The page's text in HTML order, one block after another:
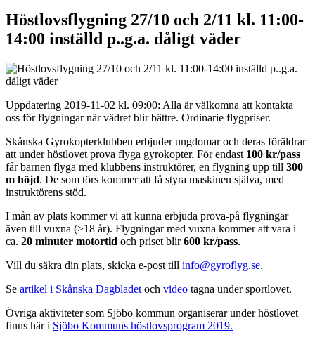
Höstlovsflygning 27/10 och 2/11 kl. 11:00-
14:00 inställd p..g.a. dåligt väder
Uppdatering 2019-11-02 kl. 09:00: Alla är välkomna att kontakta
oss för flygningar när vädret blir bättre. Ordinarie flygpriser.
Skånska Gyrokopterklubben erbjuder ungdomar och deras föräldrar
att under höstlovet prova flyga gyrokopter. För endast 100 kr/pass
får barnen flyga med klubbens instruktörer, en flygning upp till 300
m höjd. De som törs kommer att få styra maskinen själva, med
instruktörens stöd.
I mån av plats kommer vi att kunna erbjuda prova-på flygningar
även till vuxna (>18 år). Flygningar med vuxna kommer att vara i
ca. 20 minuter motortid och priset blir600 kr/pass.
Vill du säkra din plats, skicka e-post till info@gyroflyg.se.
Se artikel i Skånska Dagbladet och video tagna under sportlovet.
Övriga aktiviteter som Sjöbo kommun organiserar under höstlovet
finns här i Sjöbo Kommuns höstlovsprogram 2019.